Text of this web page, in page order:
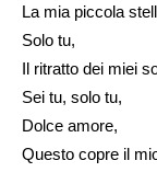
La mia piccola
Solo tu,
Il ritratto dei miei
Sei tu, solo tu,
Dolce amore,
Questo copre il